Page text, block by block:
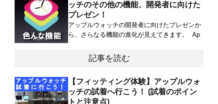
ッチのその他の機能、開発者に向けた
プレゼン！
アップルウォッチの開発者に向けたプレゼンか
ら、さらなる機能の進化が見えてきます。 Ap
記事を読む
【フィッティング体験】アップルウォ
ッチの試着へ行こう！ (試着のポイン
トと注意点)